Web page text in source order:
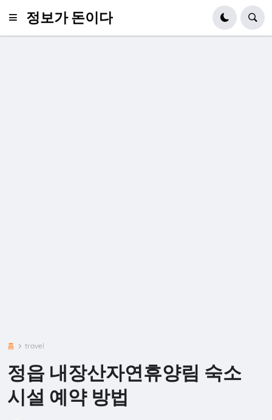
정보가 돈이다
홈 travel
정읍 내장산자연휴양림 숙소
시설 예약 방법